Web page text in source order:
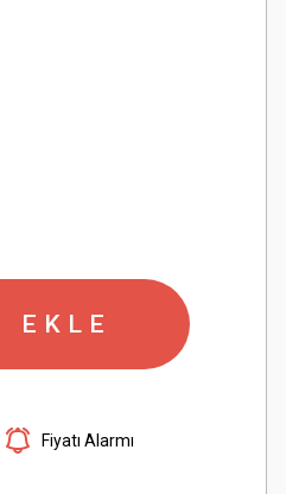
EKLE
Fiyatı Alarmı